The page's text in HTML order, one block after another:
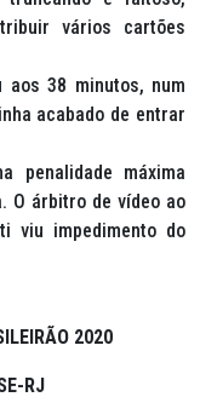
vários cartões
38 minutos, num
acabado de entrar
penalidade máxima
O árbitro de vídeo ao
viu impedimento do
2020
RJ